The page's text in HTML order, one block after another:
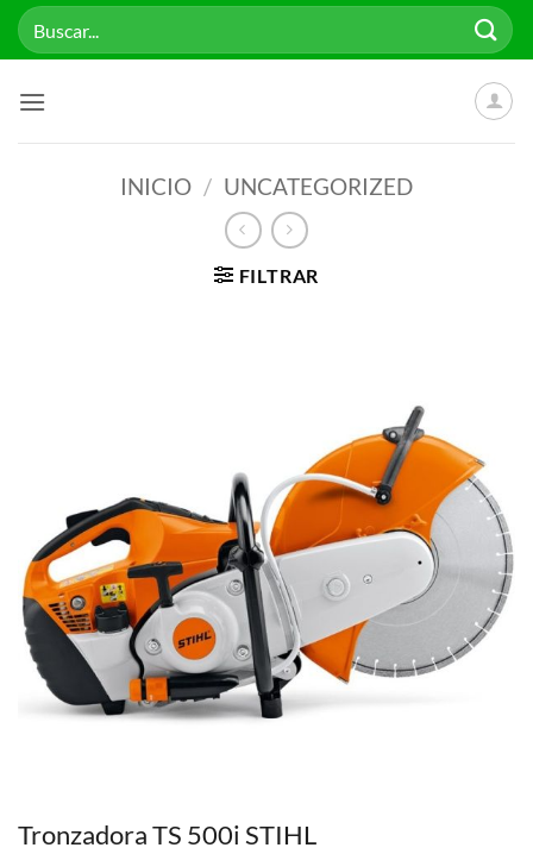
Saltar
Buscar
por:
INICIO / UNCATEGORIZED
FILTRAR
Tronzadora TS 500i STIHL